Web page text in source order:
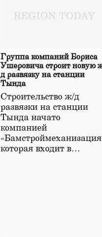
Группа компаний Бориса
Ушеровича строит новую
д развязку на станции
Тында
Строительство ж/д
развязки на станции
Тында начато
компанией
которая входит в…